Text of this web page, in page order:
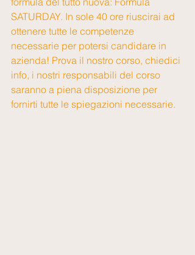
SATURDAY. In sole 40 ore riuscirai ad
ottenere tutte le competenze
necessarie per potersi candidare in
azienda! Prova il nostro corso, chiedici
info, i nostri responsabili del corso
saranno a piena disposizione per
fornirti tutte le spiegazioni necessarie.